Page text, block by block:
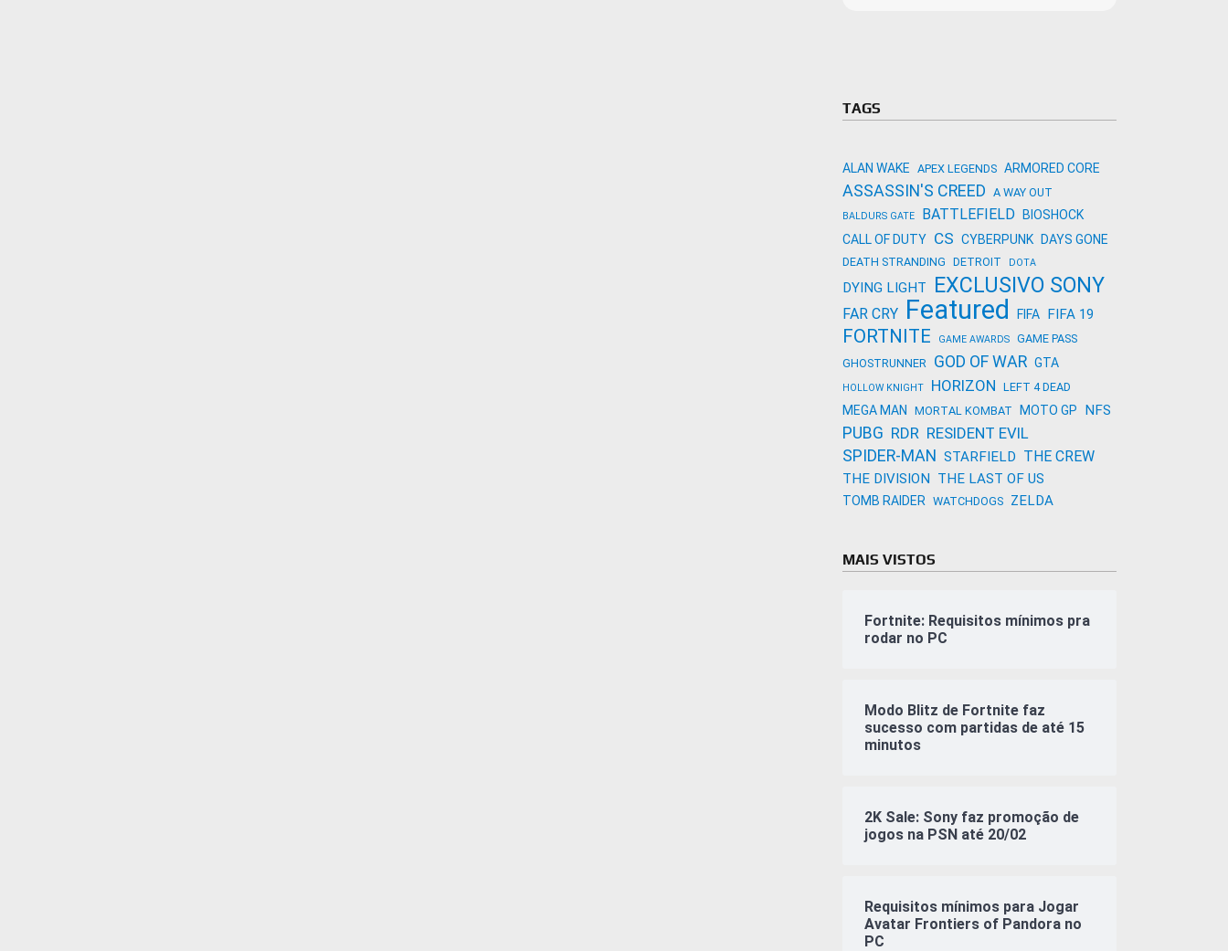
TAGS
ALAN WAKE APEX LEGENDS ARMORED CORE
ASSASSIN'S CREED A WAY OUT
BALDURS GATE BATTLEFIELD
BIOSHOCK
CALL OF DUTY CS CYBERPUNK DAYS GONE
DEATH STRANDING DETROIT DOTA
DYING LIGHT EXCLUSIVO SONY
FAR CRY Featured FIFA FIFA 19
FORTNITE GAME AWARDS
GAME PASS
GHOSTRUNNER GOD OF WAR GTA
HOLLOW KNIGHT HORIZON LEFT 4 DEAD
MEGA MAN MORTAL KOMBAT MOTO GP NFS
PUBG RDR RESIDENT EVIL
SPIDER-MAN STARFIELD THE CREW
THE DIVISION THE LAST OF US
TOMB RAIDER WATCHDOGS ZELDA
MAIS VISTOS
Fortnite: Requisitos mínimos pra
rodar no PC
Modo Blitz de Fortnite faz
sucesso com partidas de até 15
minutos
2K Sale: Sony faz promoção de
jogos na PSN até 20/02
Requisitos mínimos para Jogar
Avatar Frontiers of Pandora no
PC